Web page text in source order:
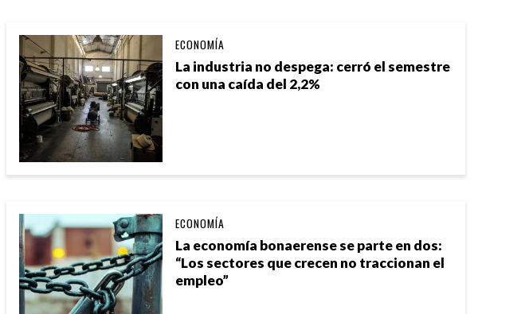
La industria no despega: cerró el semestre
con una caída del 2,2%
ECONOMÍA
La economía bonaerense se parte en dos:
“Los sectores que crecen no traccionan el
empleo”
ECONOMÍA